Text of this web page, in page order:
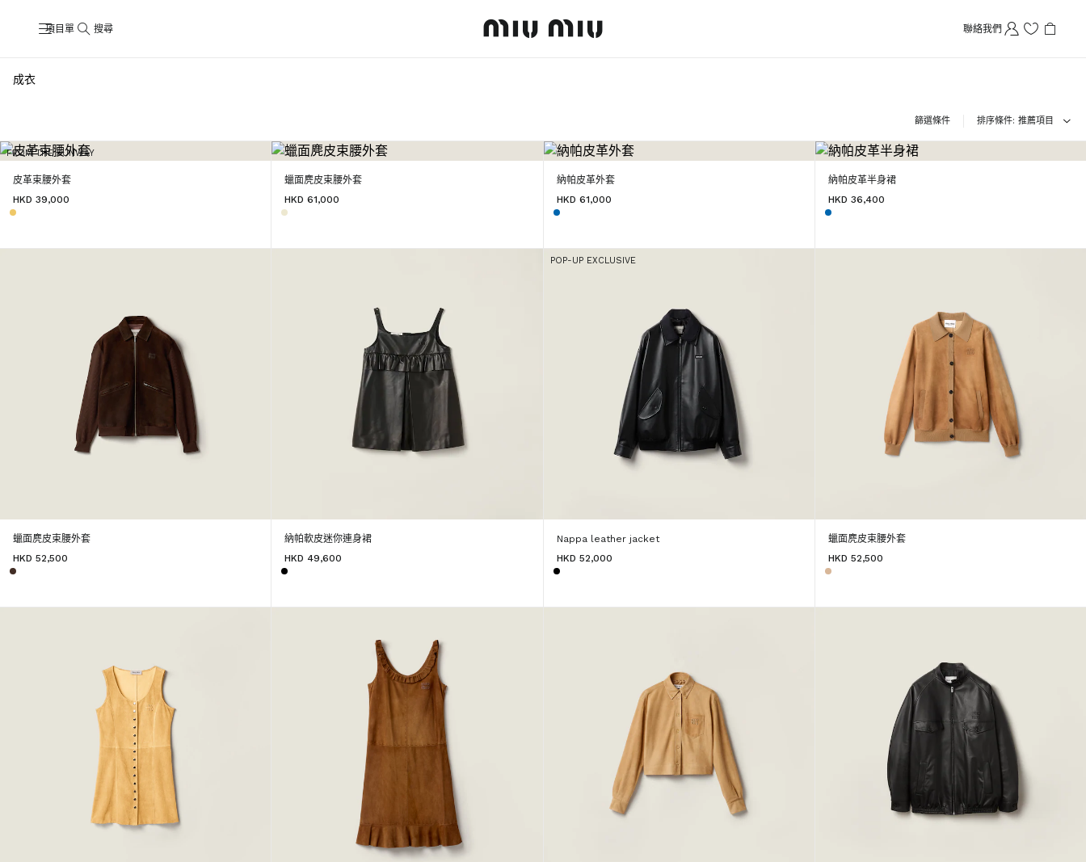
項目單 搜尋 聯絡我們
成衣
篩選條件 排序條件 推薦項目
FROM THE RUNWAY
皮革束腰外套
HKD 39,000
蠟面麂皮束腰外套
HKD 61,000
納帕皮革外套
HKD 61,000
納帕皮革半身裙
HKD 36,400
蠟面麂皮束腰外套
HKD 52,500
納帕軟皮迷你連身裙
HKD 49,600
POP-UP EXCLUSIVE
Nappa leather jacket
HKD 52,000
蠟面麂皮束腰外套
HKD 52,500